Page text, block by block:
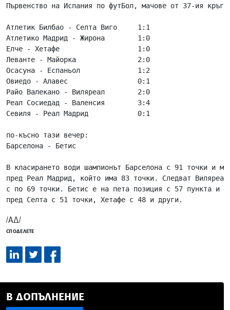
Първенство на Испания по футБол, мачове от 37-ия кръг:
Атлетик Билбао - Селта Виго     1:1
Атлетико Мадрид - Жирона        1:0
Елче - Хетафе                   1:0
Леванте - Майорка               2:0
Осасуна - Еспаньол              1:2
Овиедо - Алавес                 0:1
Райо Валекано - Виляреал        2:0
Реал Сосиедад - Валенсия        3:4
Севиля - Реал Мадрид            0:1
по-късно тази вечер:
Барселона - Бетис
В класирането води шампионът Барселона с 91 точки и
пред Реал Мадрид, който има 83 точки. Следват
с по 69 точки. Бетис е на пета позиция с 57 пункта и
пред Селта с 51 точки, Хетафе с 48 и други.
/АД/
СПОДЕЛЕТЕ
В ДОПЪЛНЕНИЕ